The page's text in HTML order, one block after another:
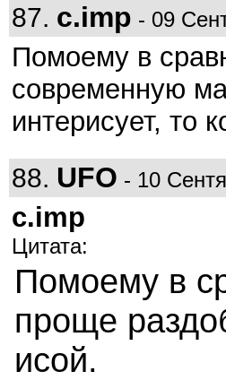
87. c.imp - 09
Помоему в
современную
интерисует, то
88. UFO - 10
c.imp
Цитата:
Помоему в
проще
исой.